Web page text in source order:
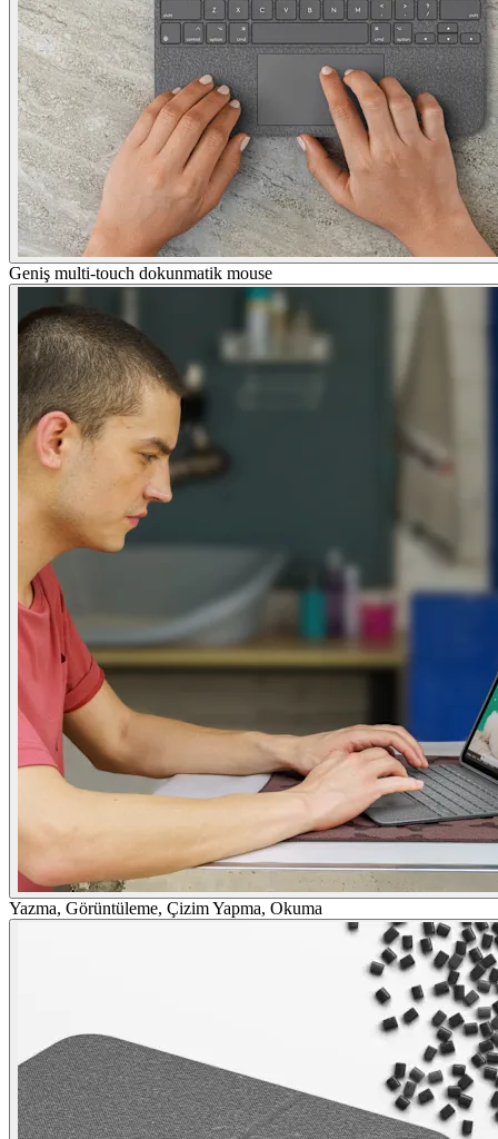
Geniş multi-touch dokunmatik mouse
Yazma, Görüntüleme, Çizim Yapma, Okuma